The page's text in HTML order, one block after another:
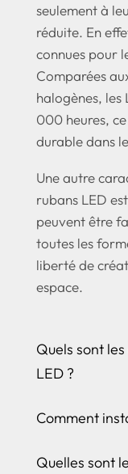
seulement à
réduite. En
connues pour
Comparées
halogènes, les
000 heures,
durable dans
Une autre
rubans LED
peuvent être
toutes les
liberté de
espace.
Quels sont
LED ?
Comment
Quelles sont